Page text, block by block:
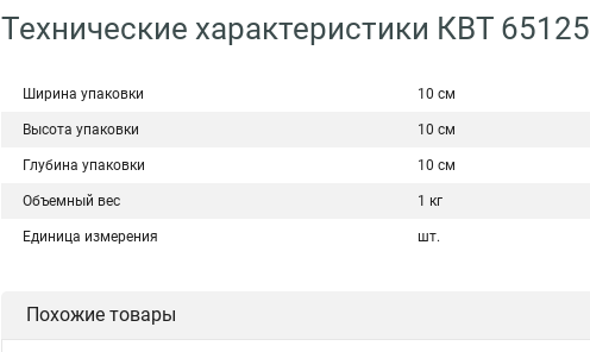
Технические характеристики КВТ 65125
Ширина упаковки 10 см
Высота упаковки 10 см
Глубина упаковки 10 см
Объемный вес 1 кг
Единица измерения шт.
Похожие товары